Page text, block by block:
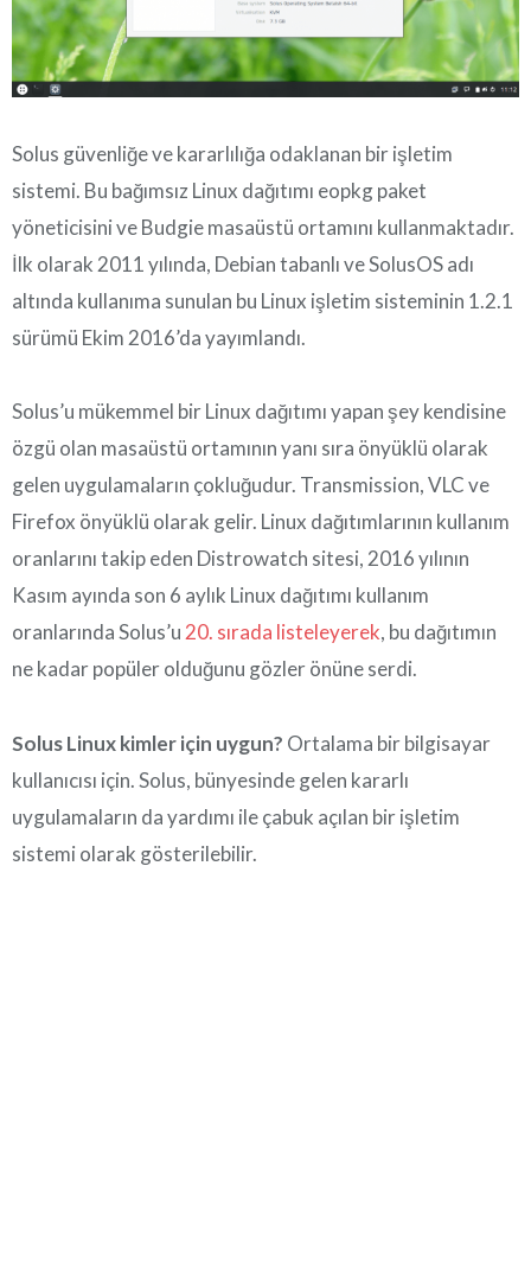
Solus güvenliğe ve kararlılığa odaklanan bir işletim
sistemi. Bu bağımsız Linux dağıtımı eopkg paket
yöneticisini ve Budgie masaüstü ortamını kullanmaktadır.
İlk olarak 2011 yılında, Debian tabanlı ve SolusOS adı
altında kullanıma sunulan bu Linux işletim sisteminin 1.2.1
sürümü Ekim 2016’da yayımlandı.
Solus’u mükemmel bir Linux dağıtımı yapan şey kendisine
özgü olan masaüstü ortamının yanı sıra önyüklü olarak
gelen uygulamaların çokluğudur. Transmission, VLC ve
Firefox önyüklü olarak gelir. Linux dağıtımlarının kullanım
oranlarını takip eden Distrowatch sitesi, 2016 yılının
Kasım ayında son 6 aylık Linux dağıtımı kullanım
oranlarında Solus’u20. sırada listeleyerek, bu dağıtımın
ne kadar popüler olduğunu gözler önüne serdi.
Solus Linux kimler için uygun? Ortalama bir bilgisayar
kullanıcısı için. Solus, bünyesinde gelen kararlı
uygulamaların da yardımı ile çabuk açılan bir işletim
sistemi olarak gösterilebilir.